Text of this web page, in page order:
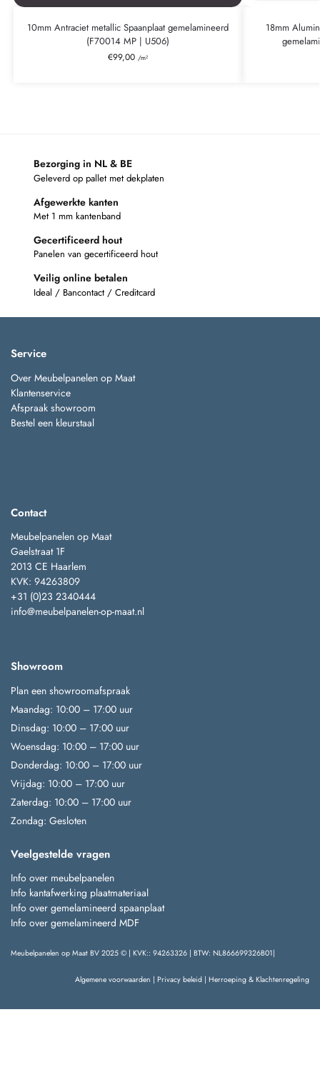
10mm Antraciet metallic Spaanplaat gemelamineerd
(F70014 MP | U506)
€99,00 /m²
18mm
Bezorging in NL & BE
Geleverd op pallet met dekplaten
Afgewerkte kanten
Met 1 mm kantenband
Gecertificeerd hout
Panelen van gecertificeerd hout
Veilig online betalen
Ideal / Bancontact / Creditcard
Service
Over Meubelpanelen op Maat
Klantenservice
Afspraak showroom
Bestel een kleurstaal
Contact
Meubelpanelen op Maat
Gaelstraat 1F
2013 CE Haarlem
KVK: 94263809
+31 (0)23 2340444
info@meubelpanelen-op-maat.nl
Showroom
Plan een showroomafspraak
Maandag: 10:00 – 17:00 uur
Dinsdag: 10:00 – 17:00 uur
Woensdag: 10:00 – 17:00 uur
Donderdag: 10:00 – 17:00 uur
Vrijdag: 10:00 – 17:00 uur
Zaterdag: 10:00 – 17:00 uur
Zondag: Gesloten
Veelgestelde vragen
Info over meubelpanelen
Info kantafwerking plaatmateriaal
Info over gemelamineerd spaanplaat
Info over gemelamineerd MDF
Meubelpanelen op Maat BV 2025 © | KVK:: 94263326 | BTW: NL866699326B01|
Algemene voorwaarden | Privacy beleid | Herroeping & Klachtenregeling